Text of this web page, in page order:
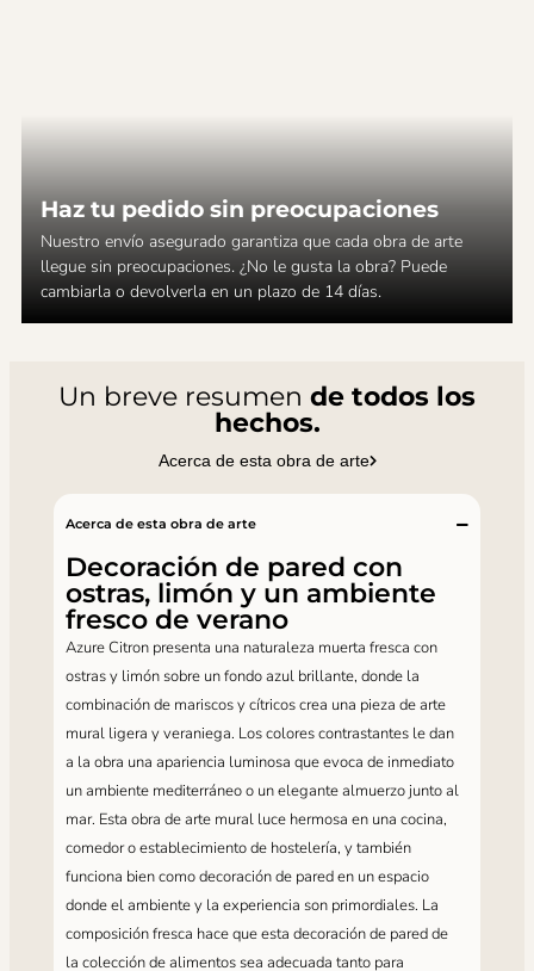
Haz tu pedido sin preocupaciones
Nuestro envío asegurado garantiza que cada obra de arte
llegue sin preocupaciones. ¿No le gusta la obra? Puede
cambiarla o devolverla en un plazo de 14 días.
Un breve resumen de todos los
hechos.
Acerca de esta obra de arte
Acerca de esta obra de arte
Decoración de pared con
ostras, limón y un ambiente
fresco de verano
Azure Citron presenta una naturaleza muerta fresca con
ostras y limón sobre un fondo azul brillante, donde la
combinación de mariscos y cítricos crea una pieza de arte
mural ligera y veraniega. Los colores contrastantes le dan
a la obra una apariencia luminosa que evoca de inmediato
un ambiente mediterráneo o un elegante almuerzo junto al
mar. Esta obra de arte mural luce hermosa en una cocina,
comedor o establecimiento de hostelería, y también
funciona bien como decoración de pared en un espacio
donde el ambiente y la experiencia son primordiales. La
composición fresca hace que esta decoración de pared de
la colección de alimentos sea adecuada tanto para